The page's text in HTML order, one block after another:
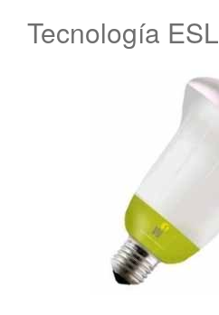
Tecnología ESL